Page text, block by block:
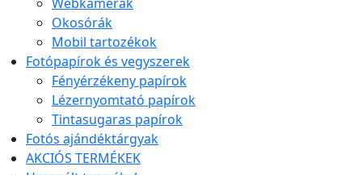
Okosórák
Mobil tartozékok
Fotópapírok és vegyszerek
Fényérzékeny papírok
Lézernyomtató papírok
Tintasugaras papírok
Fotós ajándéktárgyak
AKCIÓS TERMÉKEK